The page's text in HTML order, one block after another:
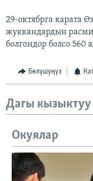
29-октябрга карата
жуккандардын
болгондор болсо 560
Бөлүшүңүз
Дагы кызыктуу
Окуялар